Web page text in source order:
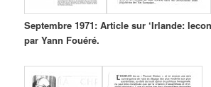
Septembre 1971: Article sur ‘Irlande:
par Yann Fouéré.